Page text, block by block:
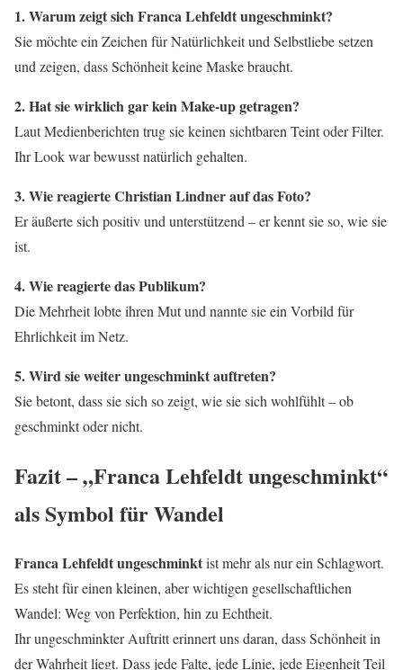
1. Warum zeigt sich Franca Lehfeldt ungeschminkt?
Sie möchte ein Zeichen für Natürlichkeit und Selbstliebe setzen
und zeigen, dass Schönheit keine Maske braucht.
2. Hat sie wirklich gar kein Make-up getragen?
Laut Medienberichten trug sie keinen sichtbaren Teint oder Filter.
Ihr Look war bewusst natürlich gehalten.
3. Wie reagierte Christian Lindner auf das Foto?
Er äußerte sich positiv und unterstützend – er kennt sie so, wie sie
ist.
4. Wie reagierte das Publikum?
Die Mehrheit lobte ihren Mut und nannte sie ein Vorbild für
Ehrlichkeit im Netz.
5. Wird sie weiter ungeschminkt auftreten?
Sie betont, dass sie sich so zeigt, wie sie sich wohlfühlt – ob
geschminkt oder nicht.
Fazit – „Franca Lehfeldt ungeschminkt“
als Symbol für Wandel
Franca Lehfeldt ungeschminktist mehr als nur ein Schlagwort.
Es steht für einen kleinen, aber wichtigen gesellschaftlichen
Wandel: Weg von Perfektion, hin zu Echtheit.
Ihr ungeschminkter Auftritt erinnert uns daran, dass Schönheit in
der Wahrheit liegt. Dass jede Falte, jede Linie, jede Eigenheit Teil